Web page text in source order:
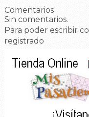
Comentarios
Sin comentarios.
Para poder escribir
registrado